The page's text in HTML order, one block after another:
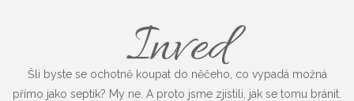
Inved
Šli byste se ochotně koupat do něčeho, co vypadá možná
přímo jako septik? My ne. A proto jsme zjistili, jak se tomu bránit.